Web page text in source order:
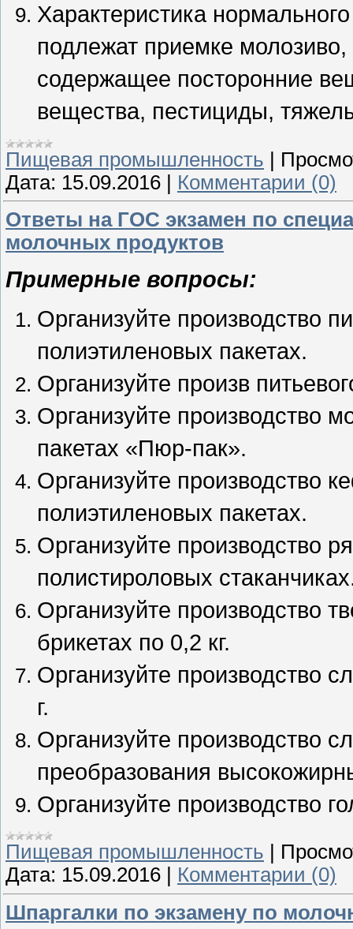
Характеристика
подлежат приемке
содержащее посторонние
вещества, пестициды,
Пищевая промышленность |
Дата: 15.09.2016 | Комментарии (0)
Ответы на ГОС экзамен по
молочных продуктов
Примерные вопросы:
Организуйте производство
полиэтиленовых пакетах.
Организуйте произв
Организуйте производство
пакетах «Пюр-пак».
Организуйте производство
полиэтиленовых пакетах.
Организуйте производство
полистироловых
Организуйте производство
брикетах по 0,2 кг.
Организуйте производство
г.
Организуйте производство
преобразования
Организуйте производство
Пищевая промышленность
Дата: 15.09.2016
Комментарии (0)
Шпаргалки по экзамену по